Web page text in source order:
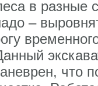
в разные
–
что